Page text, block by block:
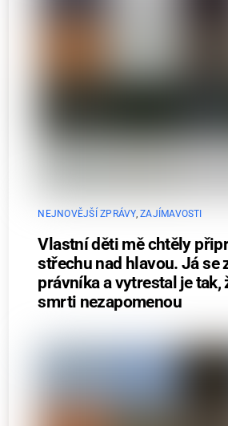
NEJNOVĚJŠÍ ZPRÁVY,ZAJÍMAVOSTI
Vlastní děti mě chtěly
střechu nad hlavou. Já se
právníka a vytrestal je tak,
smrti nezapomenou